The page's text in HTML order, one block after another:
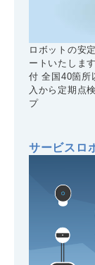
ロボットの安
ートいたしま
付 全国40箇所
入から定期点
プ
サービスロ